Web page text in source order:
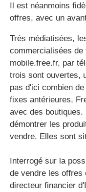
Il est néanmoins
offres, avec un
Très médiatisées,
commercialisées
mobile.free.fr, par
trois sont ouvertes,
pas d'ici combien
fixes antérieures,
avec des
démontrer les
vendre. Elles sont
Interrogé sur la
de vendre les offres
directeur financier